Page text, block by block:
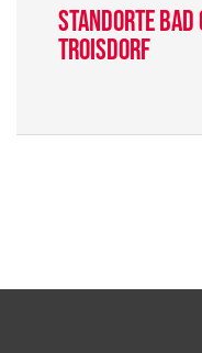
Standorte Bad
Troisdorf